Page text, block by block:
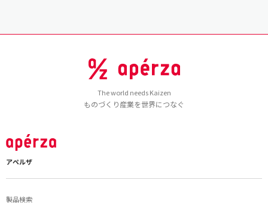
The world needs Kaizen
ものづくり産業を世界につなぐ
アペルザ
製品検索